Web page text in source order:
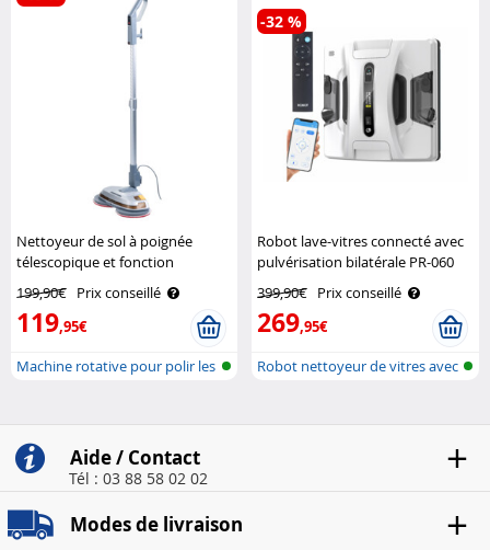
Nettoyeur de sol à poignée
télescopique et fonction
Haushaltsgeräte
199,90€ Prix conseillé
119,95€
Machine rotative pour polir les
Robot lave-vitres connecté avec
pulvérisation bilatérale PR-060
399,90€ Prix conseillé
269,95€
-32 %
Robot nettoyeur de vitres avec
Aide / Contact
Tél : 03 88 58 02 02
Modes de livraison